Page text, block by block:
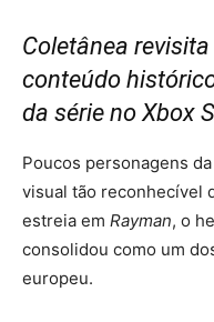
Coletânea
conteúdo
da série no Xbox
Poucos personagens
visual tão reconhecível
estreia em Rayman, o
consolidou como um
europeu.